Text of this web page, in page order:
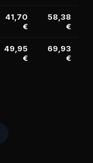
41,70
€
58,38
€
49,95
€
69,93
€